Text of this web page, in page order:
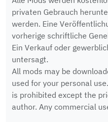
privaten Gebrauch
werden. Eine
vorherige schriftliche
Ein Verkauf oder
untersagt.
All mods may be
used for your personal
is prohibited except the
author. Any commercial